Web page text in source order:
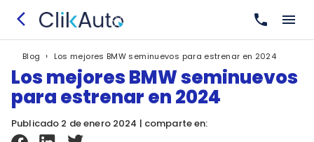
Blog › Los mejores BMW seminuevos para estrenar en 2024
Los mejores BMW seminuevos
para estrenar en 2024
Publicado 2 de enero 2024 | comparte en: